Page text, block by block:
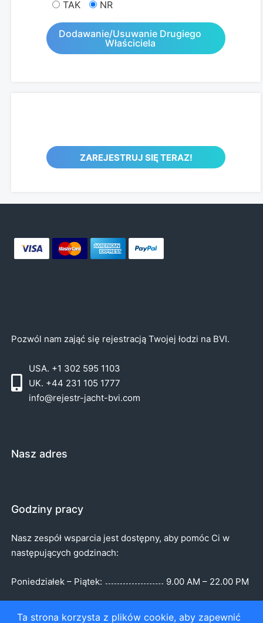
TAK
NR
Dodawanie/usuwanie Drugiego
Właściciela
ZAREJESTRUJ SIĘ TERAZ!
Pozwól nam zająć się rejestracją Twojej łodzi na BVI.
USA. +1 302 595 1103
UK. +44 231 105 1777
info@rejestr-jacht-bvi.com
Nasz adres
Godziny pracy
Nasz zespół wsparcia jest dostępny, aby pomóc Ci w
następujących godzinach:
Poniedziałek – Piątek: 9.00 AM – 22.00 PM
Ta strona korzysta z plików cookie, aby zapewnić